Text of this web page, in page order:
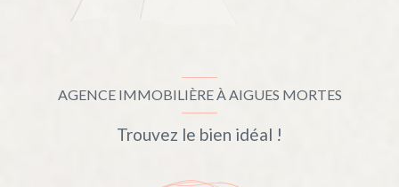
AGENCE IMMOBILIÈRE À AIGUES MORTES
Trouvez le bien idéal !